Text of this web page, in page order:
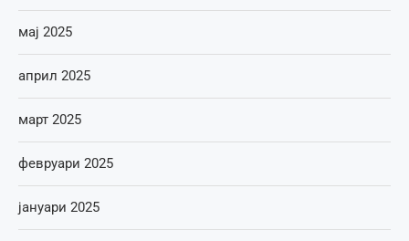
мај 2025
април 2025
март 2025
февруари 2025
јануари 2025